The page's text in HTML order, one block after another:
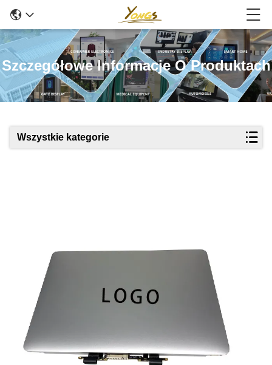
Szczegółowe Informacje O Produktach
Wszystkie kategorie